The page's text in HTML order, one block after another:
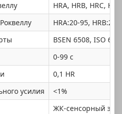
HRA, HRB, HRC,
HRA:20-95,
BSEN 6508, ISO
0-99 с
0,1 HR
усилия
<1%
ЖК-сенсорный